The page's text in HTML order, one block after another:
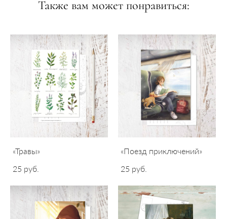
Также вам может понравиться:
«Травы»
25 pуб.
«Поезд приключений»
25 pуб.